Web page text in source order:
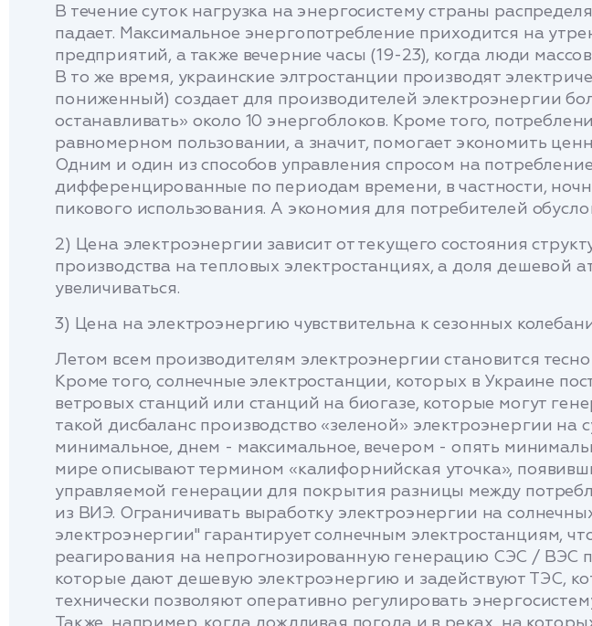
В течение суток нагрузка на энергосистему страны
падает. Максимальное энергопотребление приходится на
предприятий, а также вечерние часы (19-23), когда люди
В то же время, украинские элтростанции производят
пониженный) создает для производителей электроэнергии
останавливать» около 10 энергоблоков. Кроме того,
равномерном пользовании, а значит, помогает экономить
Одним и один из способов управления спросом на
дифференцированные по периодам времени, в частности,
пикового использования. А экономия для потребителей
2) Цена электроэнергии зависит от текущего состояния
производства на тепловых электростанциях, а доля дешевой
увеличиваться.
3) Цена на электроэнергию чувствительна к сезонных
Летом всем производителям электроэнергии становится
Кроме того, солнечные электростанции, которых в Украине
ветровых станций или станций на биогазе, которые могут
такой дисбаланс производство «зеленой» электроэнергии
минимальное, днем ​​- максимальное, вечером - опять
мире описывают термином «калифорнийская уточка»,
управляемой генерации для покрытия разницы между
из ВИЭ. Ограничивать выработку электроэнергии на
электроэнергии" гарантирует солнечным электростанциям,
реагирования на непрогнозированную генерацию СЭС / ВЭС
которые дают дешевую электроэнергию и задействуют ТЭС,
технически позволяют оперативно регулировать